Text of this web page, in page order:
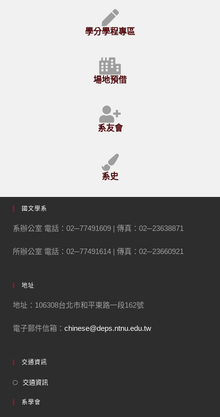
學分學程專區
場地預借
系友會
系史
國文學系
系辦公室 電話：02─77491609 | 傳真：02─23638871
所辦公室 電話：02─77491614 | 傳真：02─23660921
地址
地址：106308台北市和平東路一段162號
電子郵件信箱：chinese@deps.ntnu.edu.tw
交通資訊
交通資訊
系學會